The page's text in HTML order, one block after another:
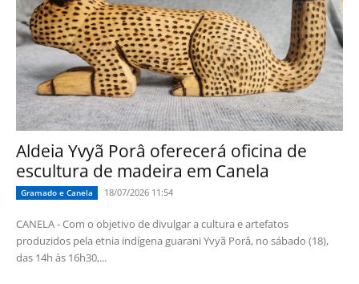
Aldeia Yvyã Porâ oferecerá oficina de
escultura de madeira em Canela
Gramado e Canela 18/07/2026 11:54
CANELA - Com o objetivo de divulgar a cultura e artefatos
produzidos pela etnia indígena guarani Yvyã Porâ, no sábado (18),
das 14h às 16h30,...